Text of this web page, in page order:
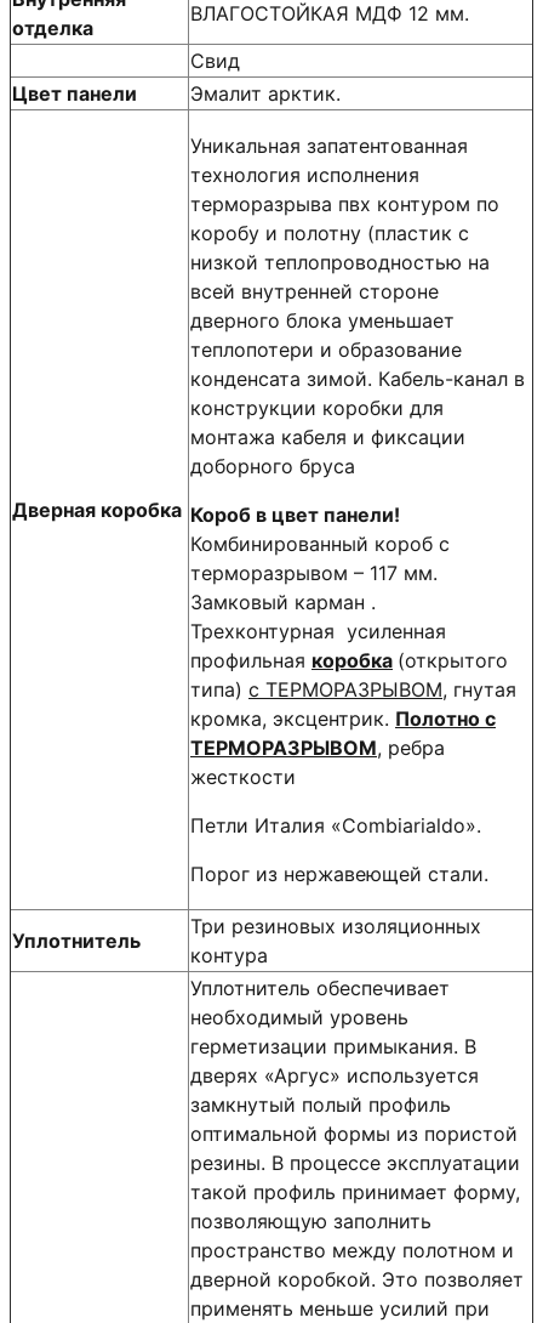
отделка
ВЛАГОСТОЙКАЯ МДФ 12 мм.
Свид
Цвет панели
Эмалит арктик.
Дверная коробка
Уникальная запатентованная
технология исполнения
терморазрыва пвх контуром по
коробу и полотну (пластик с
низкой теплопроводностью на
всей внутренней стороне
дверного блока уменьшает
теплопотери и образование
конденсата зимой. Кабель-канал в
конструкции коробки для
монтажа кабеля и фиксации
доборного бруса
Короб в цвет панели!
Комбинированный короб с
терморазрывом – 117 мм.
Замковый карман .
Трехконтурная усиленная
профильная коробка (открытого
типа) с ТЕРМОРАЗРЫВОМ, гнутая
кромка, эксцентрик. Полотно с
ТЕРМОРАЗРЫВОМ, ребра
жесткости
Петли Италия «Сombiarialdo».
Порог из нержавеющей стали.
Уплотнитель
Три резиновых изоляционных
контура
Уплотнитель обеспечивает
необходимый уровень
герметизации примыкания. В
дверях «Аргус» используется
замкнутый полый профиль
оптимальной формы из пористой
резины. В процессе эксплуатации
такой профиль принимает форму,
позволяющую заполнить
пространство между полотном и
дверной коробкой. Это позволяет
применять меньше усилий при